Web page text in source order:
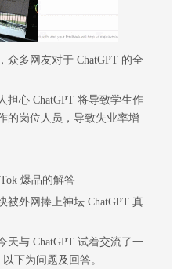
众多网友对于 ChatGPT 的全
担心 ChatGPT 将导致学生作
的岗位人员，导致失业率增
爆品的解答
被外网捧上神坛 ChatGPT 真
天与 ChatGPT 试着交流了一
下为问题及回答。